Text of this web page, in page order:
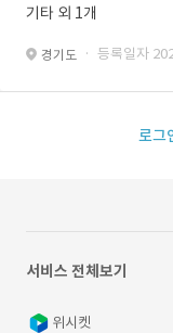
기타 외 1개
경기도 · 등록일자
로그
서비스 전체보기
위시켓